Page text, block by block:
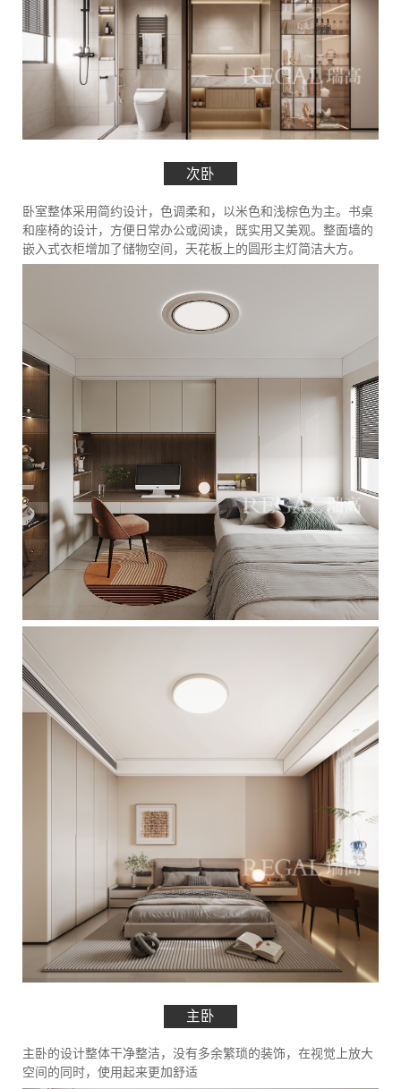
次卧
卧室整体采用简约设计，色调柔和，以米色和浅棕色为主。书桌
和座椅的设计，方便日常办公或阅读，既实用又美观。整面墙的
嵌入式衣柜增加了储物空间，天花板上的圆形主灯简洁大方。
主卧
主卧的设计整体干净整洁，没有多余繁琐的装饰，在视觉上放大
空间的同时，使用起来更加舒适